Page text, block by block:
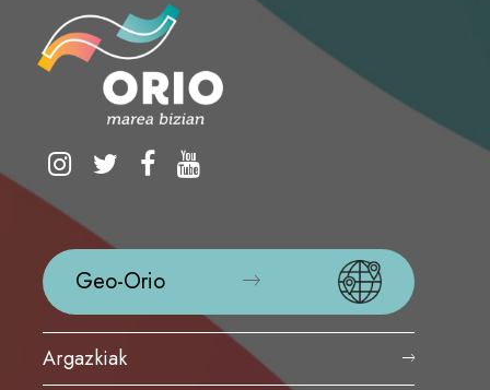
Geo-Orio
Argazkiak